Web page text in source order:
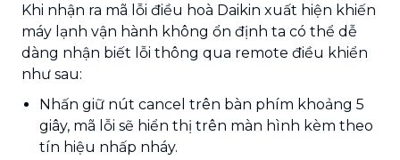
Khi nhận ra mã lỗi điều hoà Daikin xuất hiện khiến
máy lạnh vận hành không ổn định ta có thể dễ
dàng nhận biết lỗi thông qua remote điều khiển
như sau:
Nhấn giữ nút cancel trên bàn phím khoảng 5
giây, mã lỗi sẽ hiển thị trên màn hình kèm theo
tín hiệu nhấp nháy.